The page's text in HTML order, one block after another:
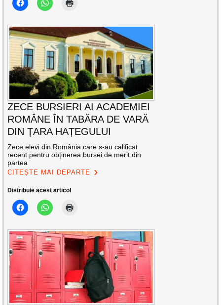
ZECE BURSIERI AI ACADEMIEI
ROMÂNE ÎN TABĂRA DE VARĂ
DIN ȚARA HAȚEGULUI
Zece elevi din România care s-au calificat
recent pentru obținerea bursei de merit din
partea
CITEȘTE MAI DEPARTE
Distribuie acest articol